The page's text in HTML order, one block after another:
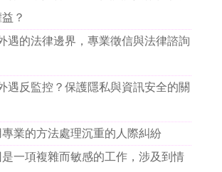
？
遇的法律邊界，專業徵信與法律諮詢
遇反監控？保護隱私與資訊安全的關
業的方法處理沉重的人際糾紛
一項複雜而敏感的工作，涉及到情